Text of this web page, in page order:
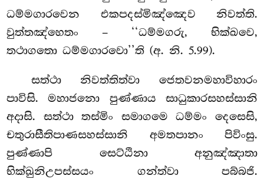
ධම්මගාරවෙන එකපදස්මිඤ්ඤෙව නිවත්ති.
වුත්තඤ්හෙතං – ‘‘ධම්මගරු, භික්ඛවෙ,
තථාගතො ධම්මගාරවො’’ති (අ. නි. 5.99).
සත්ථා නිවත්තිත්වා ජෙතවනමහාවිහාරං
පාවිසි. මහාජනො පුණ්ණාය සාධුකාරසහස්සානි
අදාසි. සත්ථා තස්මිං සමාගමෙ ධම්මං දෙසෙසි,
චතුරාසීතිපාණසහස්සානි අමතපානං පිවිංසු.
පුණ්ණාපි සෙට්ඨිනා අනුඤ්ඤාතා
භික්ඛුනිඋපස්සයං ගන්ත්වා පබ්බජි.